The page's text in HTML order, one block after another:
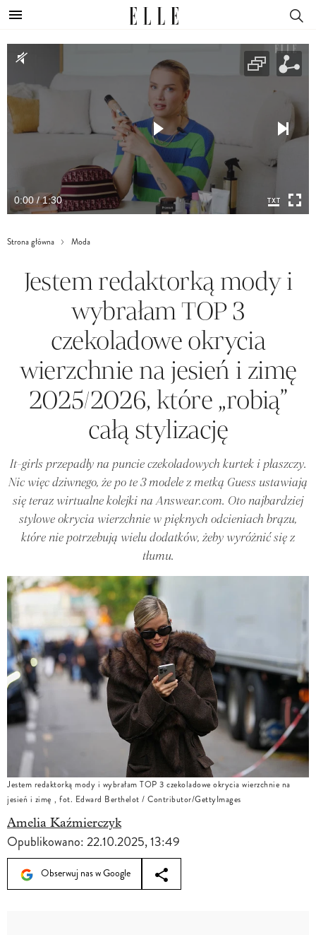
0:00 / 1:30
Strona główna Moda
Jestem redaktorką mody i
wybrałam TOP 3
czekoladowe okrycia
wierzchnie na jesień i zimę
2025/2026, które „robią”
całą stylizację
It-girls przepadły na puncie czekoladowych kurtek i płaszczy.
Nic więc dziwnego, że po te 3 modele z metką Guess ustawiają
się teraz wirtualne kolejki na Answear.com. Oto najbardziej
stylowe okrycia wierzchnie w pięknych odcieniach brązu,
które nie potrzebują wielu dodatków, żeby wyróżnić się z
tłumu.
Jestem redaktorką mody i wybrałam TOP 3 czekoladowe okrycia wierzchnie na
jesień i zimę , fot. Edward Berthelot / Contributor/GettyImages
Amelia Kaźmierczyk
Opublikowano:22.10.2025, 13:49
Obserwuj nas w Google